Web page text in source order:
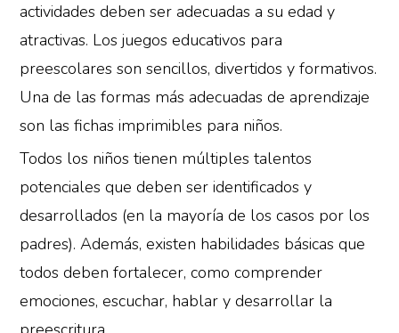
actividades deben ser adecuadas a su edad y
atractivas. Los juegos educativos para
preescolares son sencillos, divertidos y formativos.
Una de las formas más adecuadas de aprendizaje
son las fichas imprimibles para niños.
Todos los niños tienen múltiples talentos
potenciales que deben ser identificados y
desarrollados (en la mayoría de los casos por los
padres). Además, existen habilidades básicas que
todos deben fortalecer, como comprender
emociones, escuchar, hablar y desarrollar la